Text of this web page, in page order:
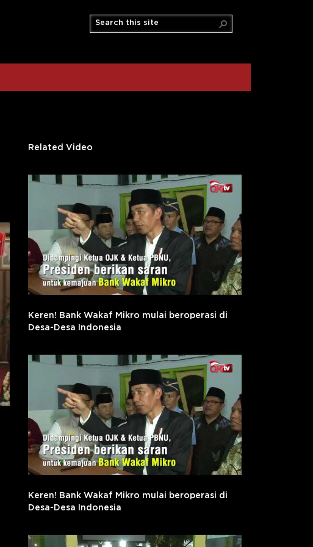
Related Video
Keren! Bank Wakaf Mikro mulai beroperasi di
Desa-Desa Indonesia
Keren! Bank Wakaf Mikro mulai beroperasi di
Desa-Desa Indonesia